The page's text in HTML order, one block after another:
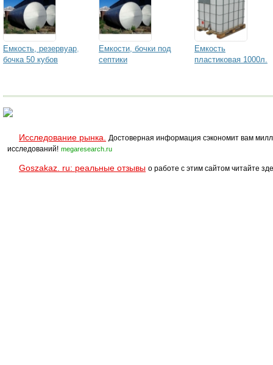
Емкость, резервуар,
бочка 50 кубов
Емкости, бочки под
септики
Емкость
пластиковая 1000л.
Исследование рынка.
Достоверная информация сэкономит вам
исследований! megaresearch.ru
Goszakaz. ru: реальные отзывы о работе с этим сайтом читайте